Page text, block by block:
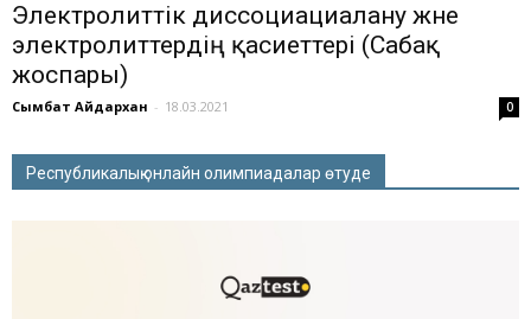
Электролиттік диссоциациалану және
электролиттердің қасиеттері (Сабақ
жоспары)
Сымбат Айдархан - 18.03.2021 0
Республикалық онлайн олимпиадалар өтуде